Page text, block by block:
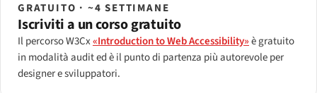
GRATUITO · ~4 SETTIMANE
Iscriviti a un corso gratuito
Il percorso W3Cx«Introduction to Web Accessibility»è gratuito
in modalità audit ed è il punto di partenza più autorevole per
designer e sviluppatori.